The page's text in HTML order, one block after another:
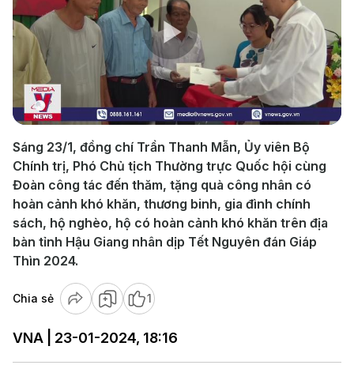
Play
Video
Sáng 23/1, đồng chí Trần Thanh Mẫn, Ủy viên Bộ
Chính trị, Phó Chủ tịch Thường trực Quốc hội cùng
Đoàn công tác đến thăm, tặng quà công nhân có
hoàn cảnh khó khăn, thương binh, gia đình chính
sách, hộ nghèo, hộ có hoàn cảnh khó khăn trên địa
bàn tỉnh Hậu Giang nhân dịp Tết Nguyên đán Giáp
Thìn 2024.
Chia sẻ 1
VNA | 23-01-2024, 18:16